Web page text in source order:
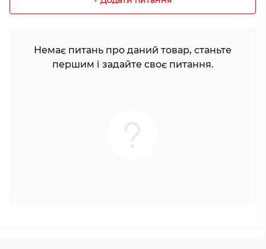
Немає питань про даний товар, станьте
першим і задайте своє питання.